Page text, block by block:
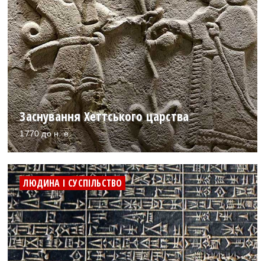
Заснування Хеттського царства
1770 до н. е.
ЛЮДИНА І СУСПІЛЬСТВО